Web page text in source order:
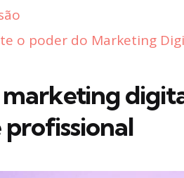
o poder do Marketing